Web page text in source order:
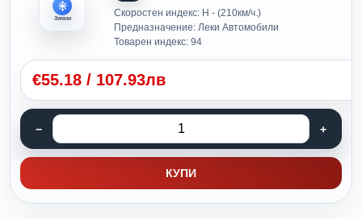
Зимни
Скоростен индекс: H - (210км/ч.)
Предназначение: Леки Автомобили
Товарен индекс: 94
€55.18 / 107.93лв
КУПИ